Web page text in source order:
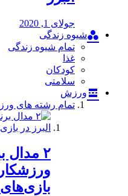
جولای 1, 2020
شیوه زندگی
تمام شیوه زندگی
غذا
کودکان
سلامتی
ورزش
تمام رشته های